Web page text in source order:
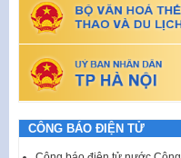
CÔNG BÁO ĐIỆN TỬ